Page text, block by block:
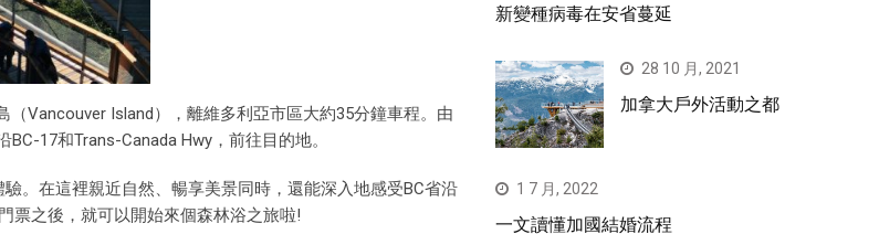
Vancouver Island），離維多利亞市區大約35分鐘車程。由
17和Trans-Canada Hwy，前往目的地。
。在這裡親近自然、暢享美景同時，還能深入地感受BC省沿
票之後，就可以開始來個森林浴之旅啦!
新變種病毒在安省蔓延
28 10 月, 2021
加拿大戶外活動之都
1 7 月, 2022
一文讀懂加國結婚流程